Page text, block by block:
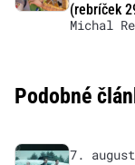
(rebríček
Michal
Podobné
7.